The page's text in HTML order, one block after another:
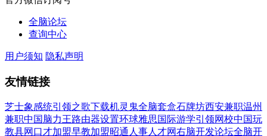
全脑论坛
查询中心
用户须知 隐私声明
友情链接
芝士象感统引领之歌下载机灵鬼全脑套盒石牌坊西安兼职温州
兼职中国脑力王路由器设置环球雅思国际游学引领网校中国玩
教具网 口才加盟早教加盟昭通人事人才网右脑开发论坛全脑开